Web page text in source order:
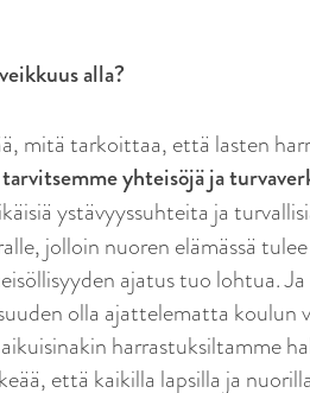
alla?
mitä tarkoittaa, että lasten
yhteisöjä ja
ystävyyssuhteita ja
jolloin nuoren elämässä
ajatus tuo lohtua.
olla ajattelematta koulun
harrastuksiltamme
että kaikilla lapsilla ja